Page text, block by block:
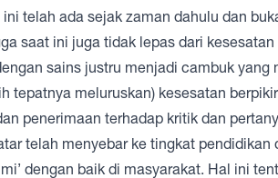
telah ada sejak zaman dahulu dan
saat ini juga tidak lepas dari
sains justru menjadi cambuk
tepatnya meluruskan) kesesatan
penerimaan terhadap kritik dan
telah menyebar ke tingkat
dengan baik di masyarakat. Hal ini